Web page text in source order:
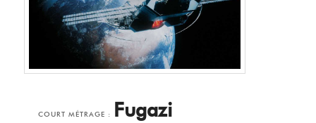
COURT MÉTRAGE : Fugazi